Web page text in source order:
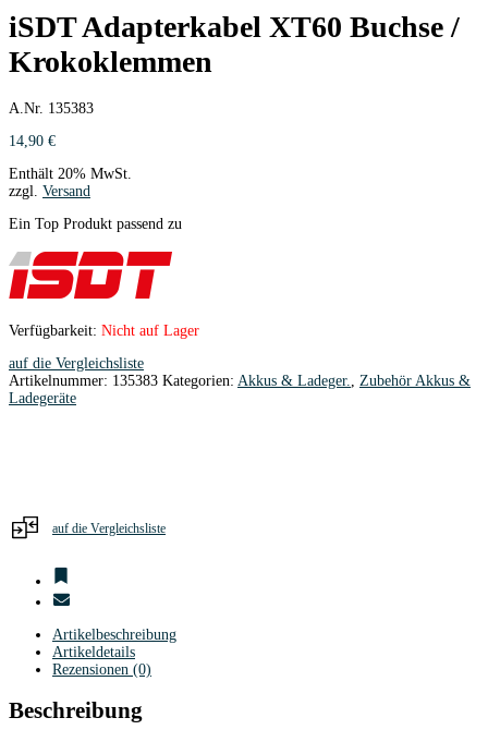
iSDT Adapterkabel XT60 Buchse /
Krokoklemmen
A.Nr. 135383
14,90 €
Enthält 20% MwSt.
zzgl. Versand
Ein Top Produkt passend zu
Verfügbarkeit: Nicht auf Lager
auf die Vergleichsliste
Artikelnummer: 135383 Kategorien: Akkus & Ladeger.
Zubehör Akkus &
Ladegeräte
auf die Vergleichsliste
Artikelbeschreibung
Artikeldetails
Rezensionen (0)
Beschreibung